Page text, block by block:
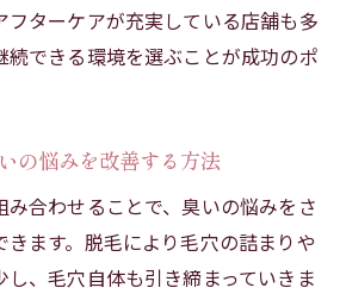
フターケアが充実している店舗も多
続できる環境を選ぶことが成功のポ
の悩みを改善する方法
合わせることで、臭いの悩みをさ
きます。脱毛により毛穴の詰まりや
、毛穴自体も引き締まっていきま